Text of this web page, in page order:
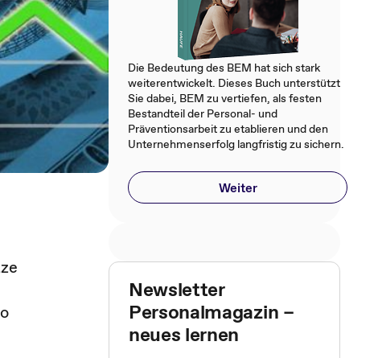
Die Bedeutung des BEM hat sich stark
weiterentwickelt. Dieses Buch unterstützt
Sie dabei, BEM zu vertiefen, als festen
Bestandteil der Personal- und
Präventionsarbeit zu etablieren und den
Unternehmenserfolg langfristig zu sichern.
Weiter
Newsletter
Personalmagazin –
neues lernen